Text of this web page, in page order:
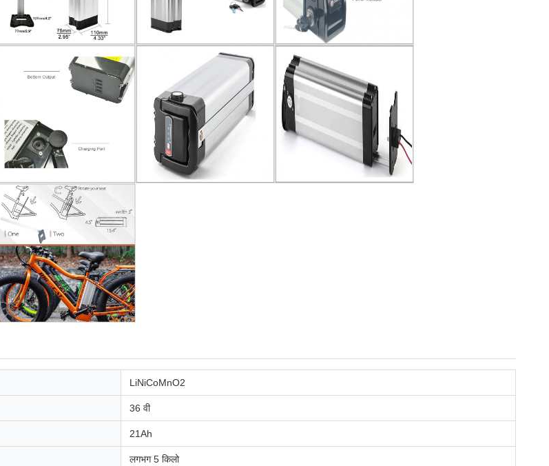
LiNiCoMnO2
36 वी
21Ah
लगभग 5 किलो